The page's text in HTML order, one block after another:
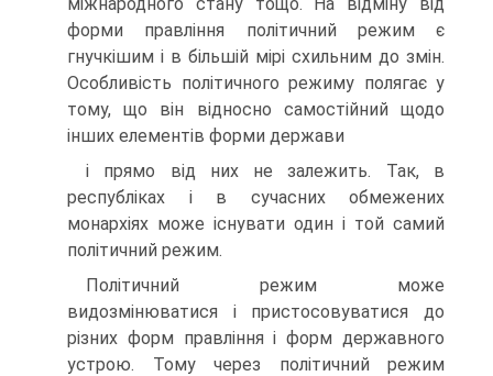
форми правління політичний режим є
гнучкішим і в більшій мірі схильним до змін.
Особливість політичного режиму полягає у
тому, що він відносно самостійний щодо
інших елементів форми держави
і прямо від них не залежить. Так, в
республіках і в сучасних обмежених
монархіях може існувати один і той самий
політичний режим.
Політичний режим може
видозмінюватися і пристосовуватися до
різних форм правління і форм державного
устрою. Тому через політичний режим